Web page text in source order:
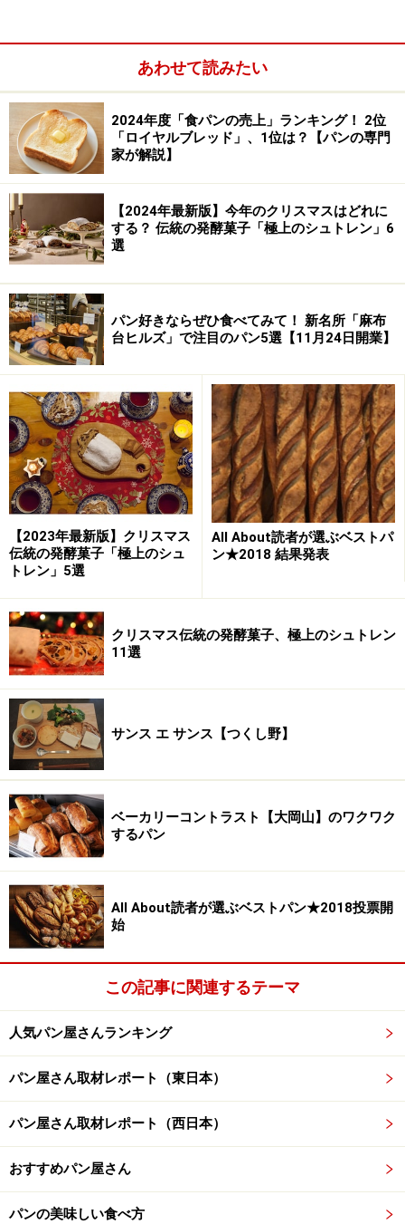
セットのパンとお菓子の説明をいたしましょう。
まずは、上記写真左下、「3種チーズ」。断面は下記の
ようになっています。3種のチーズはゴーダ、チェダ
ー、スモーク。もう一品、巻き込まれた燻製チキンは、
寺本康子さんの自家製です。 以前、作っていたこともあ
るピザ生地をバケットのように成形。「クープからチー
ズがぷくっと吹き出ているのが食べたかったんですね。
火山ストロンボリのイメージでした。ちょっとオーバー
ですが」と康子さん。 店頭でも人気のパンです。
3種チーズ
ブレッド＆サーカス 人気の定番
そして人気の定番。ブレッド＆サーカスで一番のおすす
めは数種類あるカンパーニュの類ですが、その中でも
「石臼挽き全粒粉カンパーニュ」はおいしいうちに食べ
きれる小さめサイズ。カナダ産最高級小麦粉を使用、全
粒粉は25％。もっちりとした食感でクセはなく、料理と
あわせても、サンドイッチにもよく、オリーブオイルに
浸していただくと最高です。
「食パン」はきめの細かいしっとりとした生地が、柔ら
焼かずにそのまま食べたくなります。翌日からはトース
トがおすすめです。
あわせて読みたい
2024年度「食パンの売上」ランキング！ 2位
「ロイヤルブレッド」、1位は？【パンの専門
家が解説】
【2024年最新版】今年のクリスマスはどれに
する？ 伝統の発酵菓子「極上のシュトレン」6
選
パン好きならぜひ食べてみて！ 新名所「麻布
台ヒルズ」で注目のパン5選【11月24日開業】
【2023年最新版】クリスマス
伝統の発酵菓子「極上のシュ
トレン」5選
All About読者が選ぶベストパ
ン★2018 結果発表
クリスマス伝統の発酵菓子、極上のシュトレン
11選
サンス エ サンス【つくし野】
ベーカリーコントラスト【大岡山】のワクワク
するパン
All About読者が選ぶベストパン★2018投票開
始
この記事に関連するテーマ
人気パン屋さんランキング
パン屋さん取材レポート（東日本）
パン屋さん取材レポート（西日本）
おすすめパン屋さん
パンの美味しい食べ方